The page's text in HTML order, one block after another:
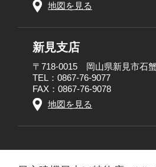
地図を見る
新見支店
〒718-0015 岡山県新見市石
TEL：0867-76-9077
FAX：0867-76-9078
地図を見る